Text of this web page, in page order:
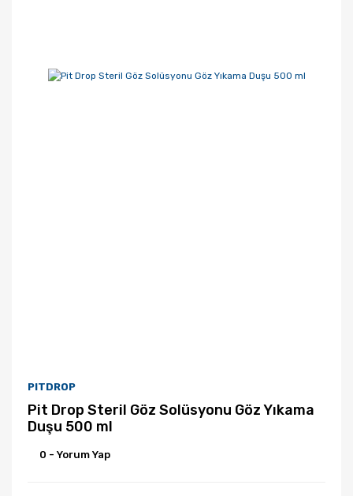
PITDROP
Pit Drop Steril Göz Solüsyonu Göz Yıkama
Duşu 500 ml
0 - Yorum Yap